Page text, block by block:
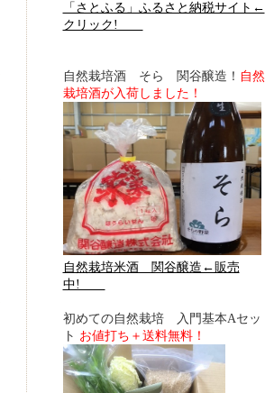
「さとふる」ふるさと納税サイト←
クリック!
自然栽培酒 そら 関谷醸造！ 自然
栽培酒が入荷しました！
自然栽培米酒 関谷醸造←販売
中!
初めての自然栽培 入門基本Aセッ
ト お値打ち＋送料無料！